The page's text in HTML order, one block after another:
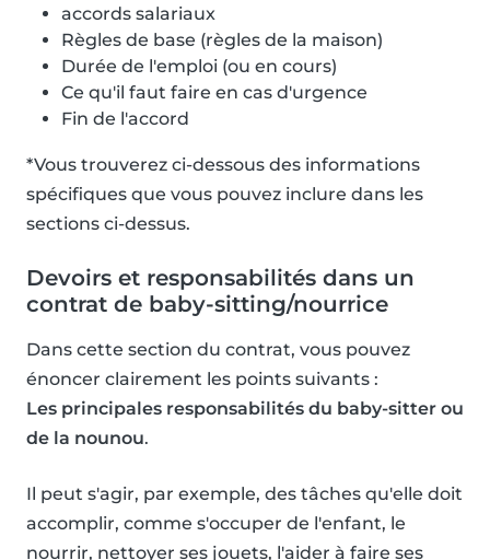
accords salariaux
Règles de base (règles de la maison)
Durée de l'emploi (ou en cours)
Ce qu'il faut faire en cas d'urgence
Fin de l'accord
*Vous trouverez ci-dessous des informations
spécifiques que vous pouvez inclure dans les
sections ci-dessus.
Devoirs et responsabilités dans un
contrat de baby-sitting/nourrice
Dans cette section du contrat, vous pouvez
énoncer clairement les points suivants :
Les principales responsabilités du baby-sitter ou
de la nounou.
Il peut s'agir, par exemple, des tâches qu'elle doit
accomplir, comme s'occuper de l'enfant, le
nourrir, nettoyer ses jouets, l'aider à faire ses